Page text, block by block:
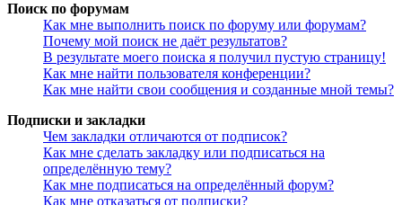
Поиск по форумам
Как мне выполнить поиск по форуму или форумам?
Почему мой поиск не даёт результатов?
В результате моего поиска я получил пустую страницу!
Как мне найти пользователя конференции?
Как мне найти свои сообщения и созданные мной темы?
Подписки и закладки
Чем закладки отличаются от подписок?
Как мне сделать закладку или подписаться на
определённую тему?
Как мне подписаться на определённый форум?
Как мне отказаться от подписки?